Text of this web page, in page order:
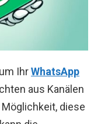
IhrWhatsApp
aus Kanälen
diese